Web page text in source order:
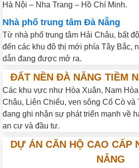
Hà Nội – Nha Trang – Hồ Chí Minh.
Nhà phố trung tâm Đà Nẵng
Từ nhà phố trung tâm Hải Châu, bất
đến các khu đô thị mới phía Tây Bắc,
dẫn đang được mở ra.
ĐẤT NỀN ĐÀ NẴNG TIỀM
Các khu vực như Hòa Xuân, Nam
Châu, Liên Chiểu, ven sông Cổ Cò và
đang ghi nhận sự phát triển mạnh về
an cư và đầu tư.
DỰ ÁN CĂN HỘ CAO CẤP
NẴNG